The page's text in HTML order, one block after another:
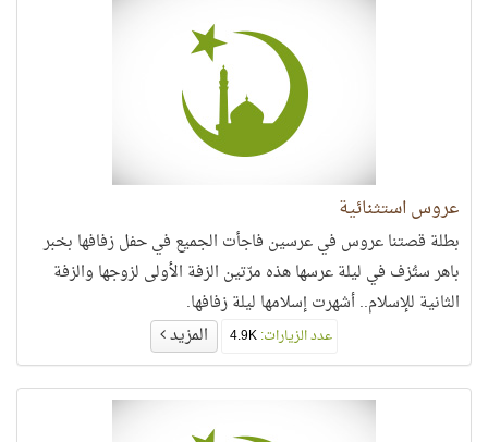
عروس استثنائية
بطلة قصتنا عروس في عرسين فاجأت الجميع في حفل زفافها بخبر
باهر ستُزف في ليلة عرسها هذه مرّتين الزفة الأولى لزوجها والزفة
الثانية للإسلام.. أشهرت إسلامها ليلة زفافها.
عدد الزيارات: المزيد